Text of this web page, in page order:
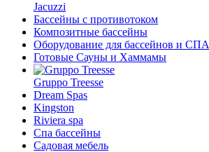
Jacuzzi
Бассейны с противотоком
Композитные бассейны
Оборудование для бассейнов и СПА
Готовые Сауны и Хаммамы
Gruppo Treesse
Dream Spas
Kingston
Riviera spa
Спа бассейны
Садовая мебель